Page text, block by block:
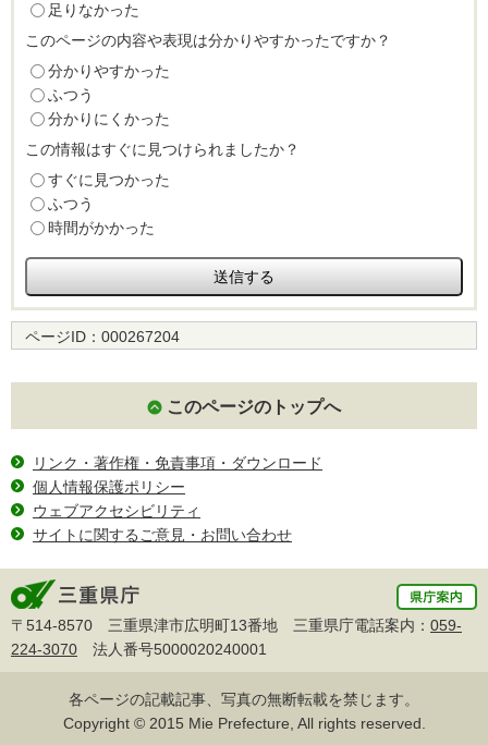
足りなかった
このページの内容や表現は分かりやすかったですか？
分かりやすかった
ふつう
分かりにくかった
この情報はすぐに見つけられましたか？
すぐに見つかった
ふつう
時間がかかった
ページID： 000267204
このページのトップへ
リンク・著作権・免責事項・ダウンロード
個人情報保護ポリシー
ウェブアクセシビリティ
サイトに関するご意見・お問い合わせ
〒514-8570 三重県津市広明町13番地 三重県庁電話案内： 059-
224-3070 法人番号5000020240001
各ページの記載記事、写真の無断転載を禁じます。
Copyright © 2015 Mie Prefecture, All rights reserved.